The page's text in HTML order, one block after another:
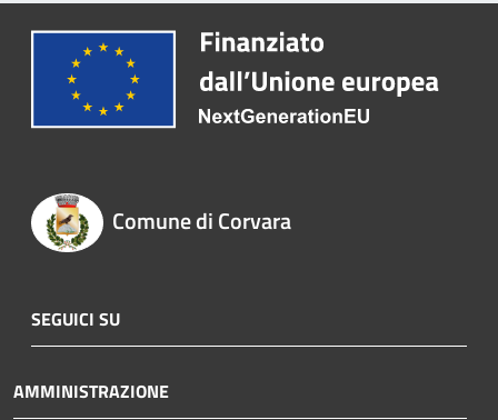
Comune di Corvara
SEGUICI SU
AMMINISTRAZIONE